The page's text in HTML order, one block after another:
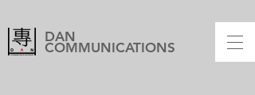
DAN
COMMUNICATIONS